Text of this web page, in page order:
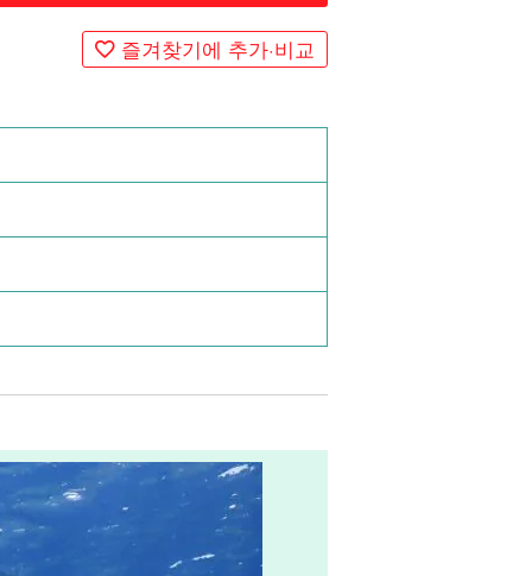
즐겨찾기에 추가·비교